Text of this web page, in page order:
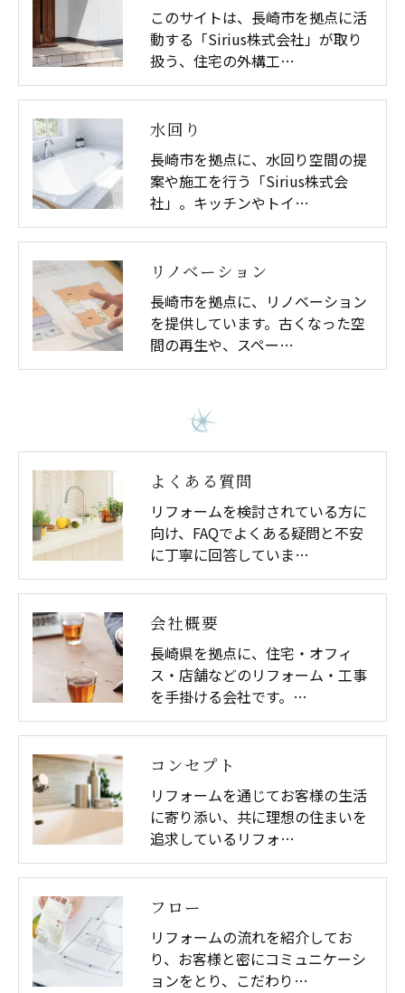
このサイトは、長崎市を拠点に活
動する「Sirius株式会社」が取り
扱う、住宅の外構工…
水回り
長崎市を拠点に、水回り空間の提
案や施工を行う「Sirius株式会
社」。キッチンやトイ…
リノベーション
長崎市を拠点に、リノベーション
を提供しています。古くなった空
間の再生や、スペー…
よくある質問
リフォームを検討されている方に
向け、FAQでよくある疑問と不安
に丁寧に回答していま…
会社概要
長崎県を拠点に、住宅・オフィ
ス・店舗などのリフォーム・工事
を手掛ける会社です。…
コンセプト
リフォームを通じてお客様の生活
に寄り添い、共に理想の住まいを
追求しているリフォ…
フロー
リフォームの流れを紹介してお
り、お客様と密にコミュニケーシ
ョンをとり、こだわり…